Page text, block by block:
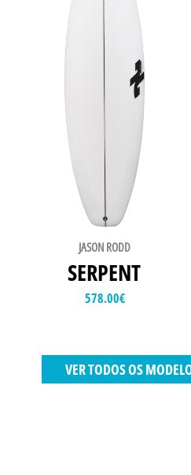
JASON RODD
SERPENT
578.00€
VER TODOS OS